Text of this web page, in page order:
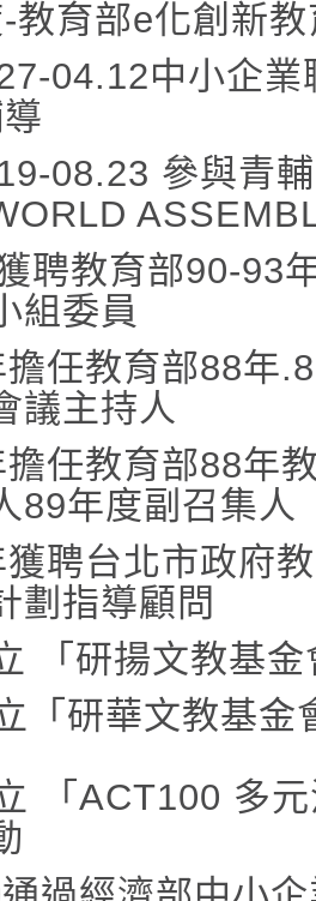
-教育部e化創新
04.12中小企業
08.23 參與青
聘教育部90-93
組委員
擔任教育部88年
議主持人
擔任教育部88年
89年度副召集人
獲聘台北市政府
劃指導顧問
「研揚文教基金
「研華文教基金
「 ACT100 多